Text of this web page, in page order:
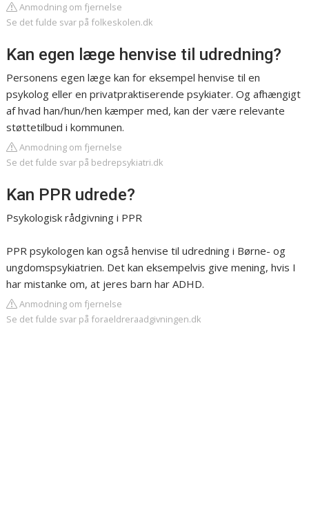
Anmodning om fjernelse
Se det fulde svar på folkeskolen.dk
Kan egen læge henvise til udredning?
Personens egen læge kan for eksempel henvise til en
psykolog eller en privatpraktiserende psykiater. Og afhængigt
af hvad han/hun/hen kæmper med, kan der være relevante
støttetilbud i kommunen.
Anmodning om fjernelse
Se det fulde svar på bedrepsykiatri.dk
Kan PPR udrede?
Psykologisk rådgivning i PPR
PPR psykologen kan også henvise til udredning i Børne- og
ungdomspsykiatrien. Det kan eksempelvis give mening, hvis I
har mistanke om, at jeres barn har ADHD.
Anmodning om fjernelse
Se det fulde svar på foraeldreraadgivningen.dk